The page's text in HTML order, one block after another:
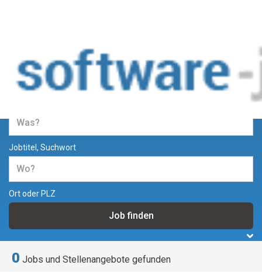
Jobs und Stellenangebote in der
Softwareentwicklung
Jobtitel, Suchwort
Ort oder PLZ
0 Jobs und Stellenangebote gefunden